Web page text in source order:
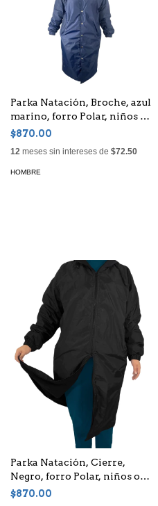
Parka Natación, Broche, azul
marino, forro Polar, niños o
adultos, Unisex
$870.00
12 meses sin intereses de $72.50
HOMBRE
Parka Natación, Cierre,
Negro, forro Polar, niños o
adultos, Unisex
$870.00